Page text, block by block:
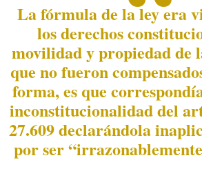
La fórmula de la ley era
los derechos
movilidad y propiedad de
que no fueron
forma, es que
inconstitucionalidad del
27.609 declarándola
por ser